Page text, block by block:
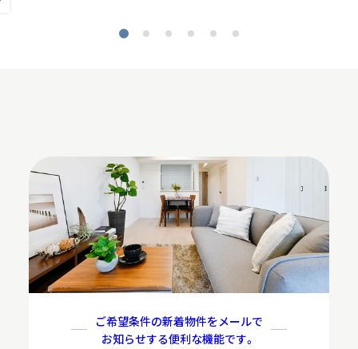
ご希望条件の新着物件をメールで
お知らせする便利な機能です。